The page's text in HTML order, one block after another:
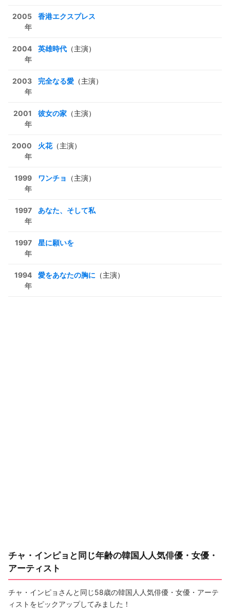
2005
年
香港エクスプレス
2004
年
英雄時代 （主演）
2003
年
完全なる愛 （主演）
2001
年
彼女の家 （主演）
2000
年
火花（主演）
1999
年
ワンチョ （主演）
1997
年
あなた、そして私
1997
年
星に願いを
1994
年
愛をあなたの胸に （主演）
チャ・インピョと同じ年齢の韓国人人気俳優・女優・
アーティスト
チャ・インピョさんと同じ58歳の韓国人人気俳優・女優・アーテ
ィストをピックアップしてみました！